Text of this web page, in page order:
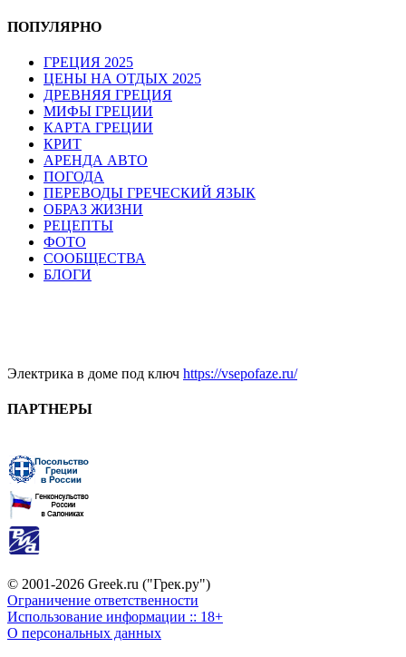
ПОПУЛЯРНО
ГРЕЦИЯ 2025
ЦЕНЫ НА ОТДЫХ 2025
ДРЕВНЯЯ ГРЕЦИЯ
МИФЫ ГРЕЦИИ
КАРТА ГРЕЦИИ
КРИТ
АРЕНДА АВТО
ПОГОДА
ПЕРЕВОДЫ ГРЕЧЕСКИЙ ЯЗЫК
ОБРАЗ ЖИЗНИ
РЕЦЕПТЫ
ФОТО
СООБЩЕСТВА
БЛОГИ
Электрика в доме под ключ https://vsepofaze.ru/
ПАРТНЕРЫ
© 2001-2026 Greek.ru ("Грек.ру")
Ограничение ответственности
Использование информации :: 18+
О персональных данных